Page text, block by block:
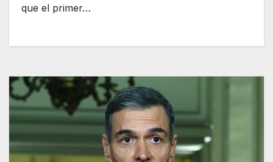
que el primer…